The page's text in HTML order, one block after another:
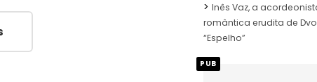
Inês Vaz, a
romântica erudita de
“Espelho”
PUB